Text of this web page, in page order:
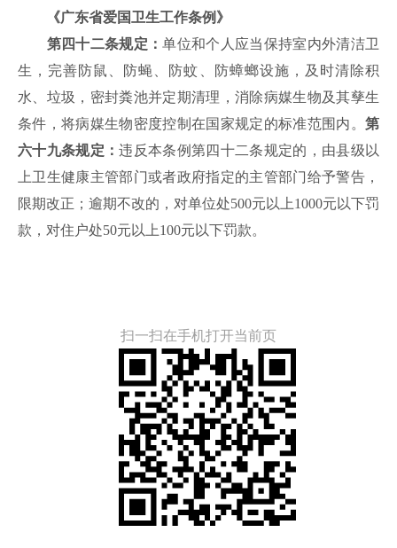
《广东省爱国卫生工作条例》
第四十二条规定：单位和个人应当保持室内外清洁卫
生，完善防鼠、防蝇、防蚊、防蟑螂设施，及时清除积
水、垃圾，密封粪池并定期清理，消除病媒生物及其孳生
条件，将病媒生物密度控制在国家规定的标准范围内。 第
六十九条规定：违反本条例第四十二条规定的，由县级以
上卫生健康主管部门或者政府指定的主管部门给予警告，
限期改正；逾期不改的，对单位处500元以上1000元以下罚
款，对住户处50元以上100元以下罚款。
扫一扫在手机打开当前页